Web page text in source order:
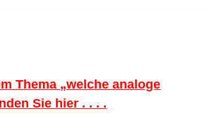
Thema „welche analoge
Sie hier . . . .